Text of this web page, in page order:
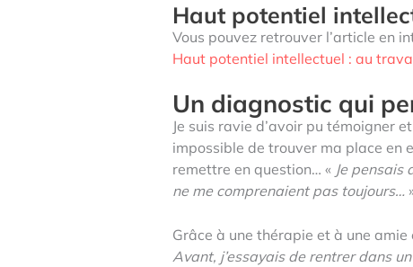
Haut potentiel
Vous pouvez retrouver l’article en
Haut potentiel intellectuel : au
Un diagnostic qui
Je suis ravie d’avoir pu témoigner
impossible de trouver ma place en
remettre en question… « Je pensais
ne me comprenaient pas toujours…
Grâce à une thérapie et à une amie
Avant, j’essayais de rentrer dans